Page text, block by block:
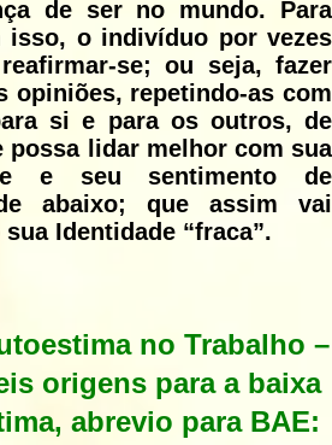
de ser no mundo. Para
isso, o indivíduo por vezes
se; ou seja, fazer
opiniões, repetindo-as com
si e para os outros, de
possa lidar melhor com sua
e seu sentimento de
abaixo; que assim vai
Identidade “fraca”.
no Trabalho –
origens para a baixa
abrevio para BAE: